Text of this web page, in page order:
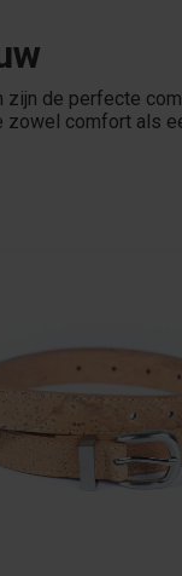
de perfecte
comfort als